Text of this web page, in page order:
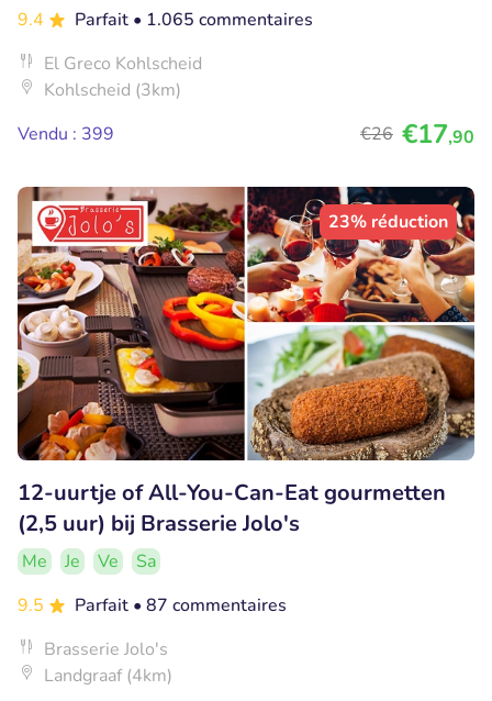
9.4
Parfait • 1.065 commentaires
El Greco Kohlscheid
Kohlscheid (3km)
Vendu : 399
€26 €17,90
23% réduction
12-uurtje of All-You-Can-Eat gourmetten
(2,5 uur) bij Brasserie Jolo's
Me Je Ve
Sa
9.5
Parfait • 87 commentaires
Brasserie Jolo's
Landgraaf (4km)